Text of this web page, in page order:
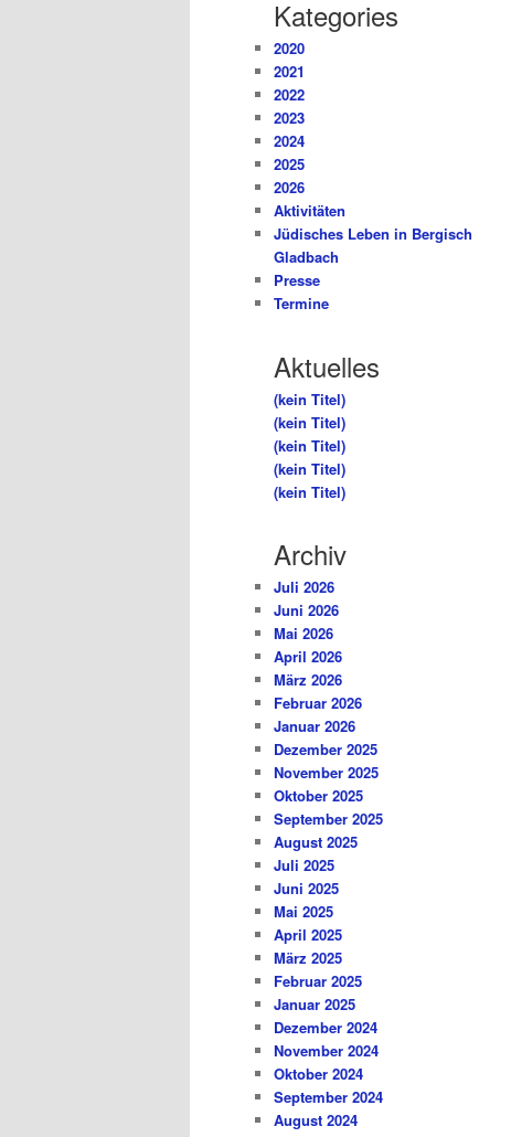
Kategories
2020
2021
2022
2023
2024
2025
2026
Aktivitäten
Jüdisches Leben in Bergisch
Gladbach
Presse
Termine
Aktuelles
(kein Titel)
(kein Titel)
(kein Titel)
(kein Titel)
(kein Titel)
Archiv
Juli 2026
Juni 2026
Mai 2026
April 2026
März 2026
Februar 2026
Januar 2026
Dezember 2025
November 2025
Oktober 2025
September 2025
August 2025
Juli 2025
Juni 2025
Mai 2025
April 2025
März 2025
Februar 2025
Januar 2025
Dezember 2024
November 2024
Oktober 2024
September 2024
August 2024